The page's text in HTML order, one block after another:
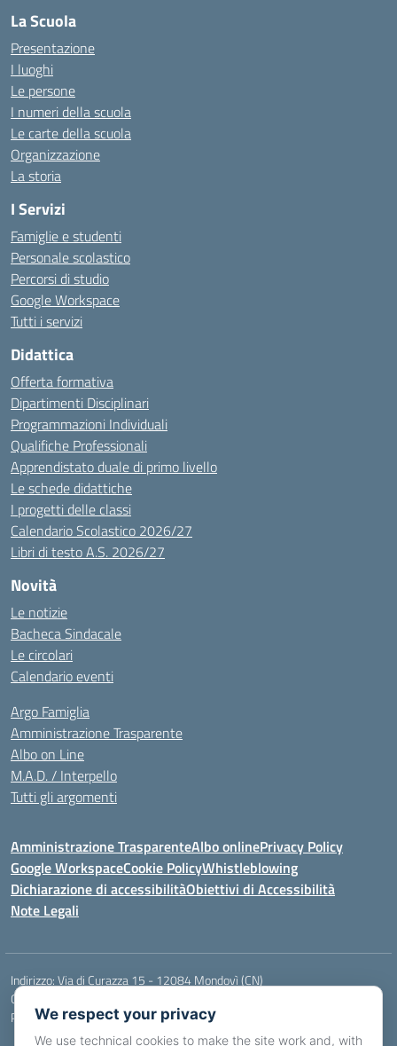
La Scuola
Presentazione
I luoghi
Le persone
I numeri della scuola
Le carte della scuola
Organizzazione
La storia
I Servizi
Famiglie e studenti
Personale scolastico
Percorsi di studio
Google Workspace
Tutti i servizi
Didattica
Offerta formativa
Dipartimenti Disciplinari
Programmazioni Individuali
Qualifiche Professionali
Apprendistato duale di primo livello
Le schede didattiche
I progetti delle classi
Calendario Scolastico 2026/27
Libri di testo A.S. 2026/27
Novità
Le notizie
Bacheca Sindacale
Le circolari
Calendario eventi
Argo Famiglia
Amministrazione Trasparente
Albo on Line
M.A.D. / Interpello
Tutti gli argomenti
Amministrazione TrasparenteAlbo onlinePrivacy Policy
Google WorkspaceCookie PolicyWhistleblowing
Dichiarazione di accessibilitàObiettivi di Accessibilità
Note Legali
Indirizzo:Via di Curazza 15 - 12084 Mondovì (CN)
Centralino:
Posta elettronica certificata (PEC):cnis02900p@pec.istruzione.it
We respect your privacy
We use technical cookies to make the site work and, with